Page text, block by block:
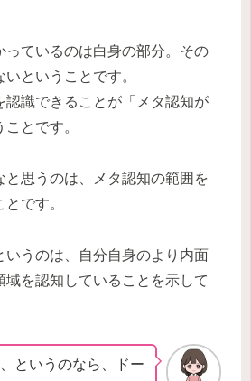
っているのは白身の部分。その
ということです。
認識できることが「メタ認知が
とです。
と思うのは、メタ認知の範囲を
です。
いうのは、自分自身のより内面
域を認知していることを示して
というのなら、ドー